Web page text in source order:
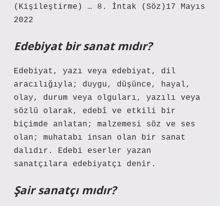
(Kişileştirme) … 8. İntak (Söz)17 Mayıs
2022
Edebiyat bir sanat mıdır?
Edebiyat, yazı veya edebiyat, dil
aracılığıyla; duygu, düşünce, hayal,
olay, durum veya olguları, yazılı veya
sözlü olarak, edebî ve etkili bir
biçimde anlatan; malzemesi söz ve ses
olan; muhatabı insan olan bir sanat
dalıdır. Edebi eserler yazan
sanatçılara edebiyatçı denir.
Şair sanatçı mıdır?